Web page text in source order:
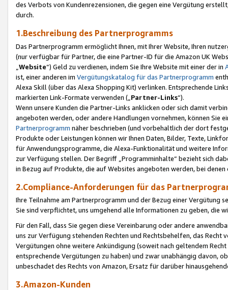
des Verbots von Kundenrezensionen, die gegen eine Vergütung
durch.
1.Beschreibung des Partnerprogramms
Das Partnerprogramm ermöglicht Ihnen, mit Ihrer Website, Ihren
(nur verfügbar für Partner, die eine Partner-ID für die Amazon UK
Website“) Geld zu verdienen, indem Sie Ihre Website mit einer der in
ist, einer anderen im Vergütungskatalog für das Partnerprogramm
Alexa Skill (über das Alexa Shopping Kit) verlinken. Entsprechende
markierten Link-Formate verwenden („ Partner-Links“).
Wenn unsere Kunden die Partner-Links anklicken oder sich damit
angeboten werden, oder andere Handlungen vornehmen, können Sie
Partnerprogramm näher beschrieben (und vorbehaltlich der dort
Produkte oder Leistungen können wir Ihnen Daten, Bilder, Texte,
für Anwendungsprogramme, die Alexa-Funktionalität und weitere
zur Verfügung stellen. Der Begriff „Programminhalte“ bezieht sich
in Bezug auf Produkte, die auf Websites angeboten werden, bei
2.Compliance-Anforderungen für das
Ihre Teilnahme am Partnerprogramm und der Bezug einer Vergütung
Sie sind verpflichtet, uns umgehend alle Informationen zu geben, die
Für den Fall, dass Sie gegen diese Vereinbarung oder andere
uns zur Verfügung stehenden Rechten und Rechtsbehelfen, das
Vergütungen ohne weitere Ankündigung (soweit nach geltendem
entsprechende Vergütungen zu haben) und zwar unabhängig davon,
unbeschadet des Rechts von Amazon, Ersatz für darüber
3.Amazon-Kunden